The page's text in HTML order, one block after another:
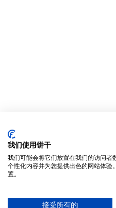
我们使用饼干
我们可能会将它们放置在我们的访问者
个性化内容并为您提供出色的网站体验
置。
接受所有的